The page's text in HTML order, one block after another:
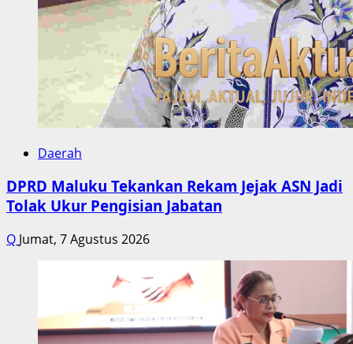
Daerah
DPRD Maluku Tekankan Rekam Jejak ASN Jadi
Tolak Ukur Pengisian Jabatan
Q Jumat, 7 Agustus 2026